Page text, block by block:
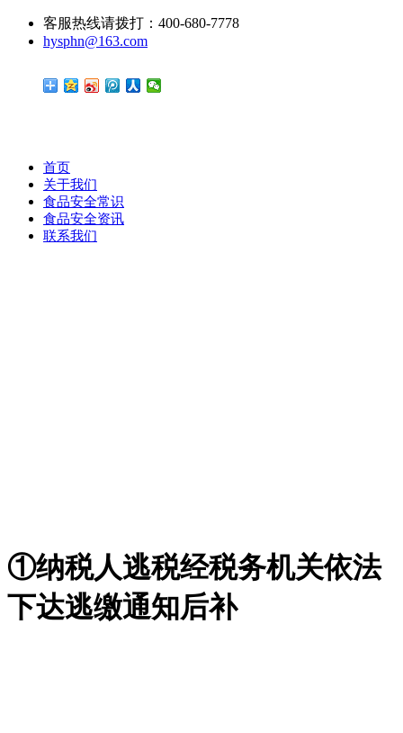
客服热线请拨打：400-680-7778
hysphn@163.com
首页
关于我们
食品安全常识
食品安全资讯
联系我们
①纳税人逃税经税务机关依法
下达逃缴通知后补